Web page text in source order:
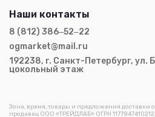
Зона, время, товары и предложения доставки
продавец ООО «ТРЕЙДЛАБ» ОГРН
Наши контакты
8 (812) 386‒52‒22
ogmarket@mail.ru
192238, г. Санкт-Петербург, ул.
цокольный этаж